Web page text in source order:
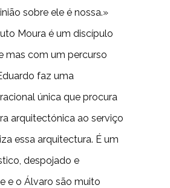
sobre ele é nossa.»
Moura é um discípulo
mas com um percurso
faz uma
única que procura
arquitectónica ao serviço
essa arquitectura. É um
despojado e
e o Álvaro são muito